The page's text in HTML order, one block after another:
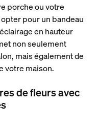
porche ou votre
pour un bandeau
en hauteur
non seulement
mais également de
votre maison.
de fleurs avec